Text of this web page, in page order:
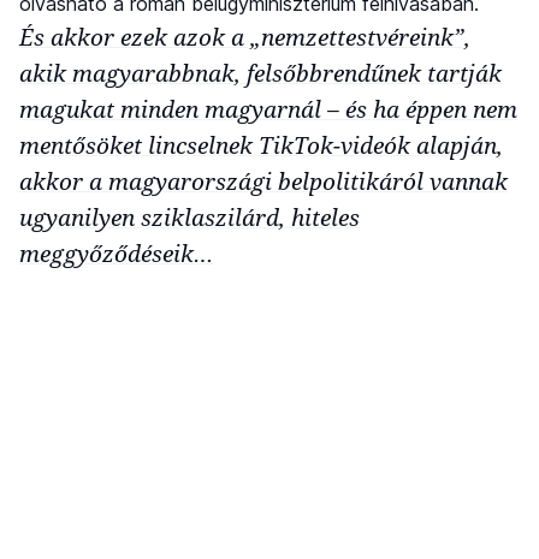
És akkor ezek azok a „nemzettestvéreink”,
akik magyarabbnak, felsőbbrendűnek tartják
magukat minden magyarnál – és ha éppen nem
mentősöket lincselnek TikTok-videók alapján,
akkor a magyarországi belpolitikáról vannak
ugyanilyen sziklaszilárd, hiteles
meggyőződéseik…